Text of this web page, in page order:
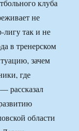
клуба
не
так и не
в тренерском
зачем
где
рассказал
области